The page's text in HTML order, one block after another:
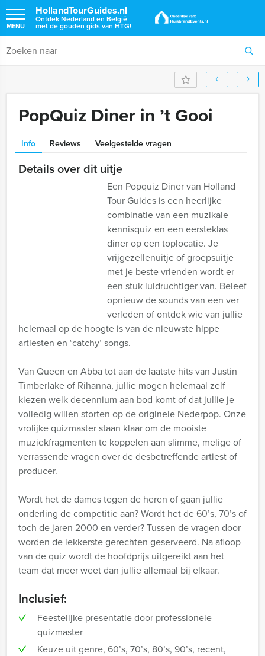
HollandTourGuides.nl
Ontdek Nederland en België
met de gouden gids van HTG!
MENU
PopQuiz Diner in ’t Gooi
Info Reviews Veelgestelde vragen
Details over dit uitje
Een Popquiz Diner van Holland
Tour Guides is een heerlijke
combinatie van een muzikale
kennisquiz en een eersteklas
diner op een toplocatie. Je
vrijgezellenuitje of groepsuitje
met je beste vrienden wordt er
een stuk luidruchtiger van. Beleef
opnieuw de sounds van een ver
verleden of ontdek wie van jullie
helemaal op de hoogte is van de nieuwste hippe
artiesten en ‘catchy’ songs.
Van Queen en Abba tot aan de laatste hits van Justin
Timberlake of Rihanna, jullie mogen helemaal zelf
kiezen welk decennium aan bod komt of dat jullie je
volledig willen storten op de originele Nederpop. Onze
vrolijke quizmaster staan klaar om de mooiste
muziekfragmenten te koppelen aan slimme, melige of
verrassende vragen over de desbetreffende artiest of
producer.
Wordt het de dames tegen de heren of gaan jullie
onderling de competitie aan? Wordt het de 60’s, 70’s of
toch de jaren 2000 en verder? Tussen de vragen door
worden de lekkerste gerechten geserveerd. Na afloop
van de quiz wordt de hoofdprijs uitgereikt aan het
team dat meer weet dan jullie allemaal bij elkaar.
Inclusief:
Feestelijke presentatie door professionele
quizmaster
Keuze uit genre, 60’s, 70’s, 80’s, 90’s, recent,